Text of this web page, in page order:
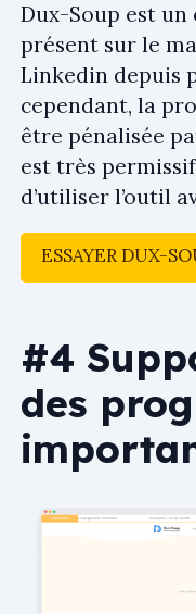
Dux-Soup est
présent sur le
Linkedin depuis
cependant, la
être pénalisée
est très
d’utiliser l’outil
ESSAYER DUX-
#4
des